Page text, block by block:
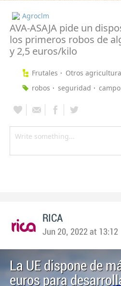
Agroclm
AVA-ASAJA pide un
los primeros robos de
y 2,5 euros/kilo
Frutales
Otros agricultura
robos
seguridad campo
RICA
Jun 20, 2022 at 13:12
La UE dispone de
euros para